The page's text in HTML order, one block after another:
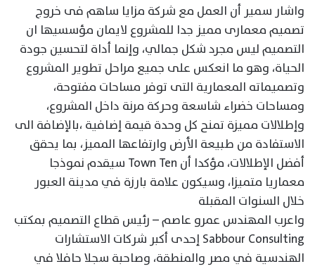
واشار سمير أن العمل مع شركة مزايا ساهم فى خروج
تصميم معمارى مميز جدا للمشروع لايمان مؤسسيها ان
التصميم ليس مجرد شكل جمالي، وإنما أداة لتحسين جودة
الحياة، وهو ما انعكس على جميع مراحل تطوير المشروع
وتصميماته المعمارية التى توفر مساحات مفتوحة،
ومساحات خضراء شاسعة وحركة مرنة داخل المشروع،
وإطلالات مميزة تمنح كل وحدة قيمة إضافية ،بالإضافة الى
الاستفادة من طبيعة الأرض وارتفاعها المميز، بما يحقق
أفضل الإطلالات، مؤكدا أن Town Ten سيقدم نموذجا
معماريا متميزا، وسيكون علامة بارزة في مدينة العبور
خلال السنوات المقبلة
واعرب المهندس عمرو عاصم – رئيس قطاع التصميم بمكتب
Sabbour Consulting إحدى أكبر شركات الاستشارات
الهندسية في مصر والمنطقة، وصاحبة سجلا حافلا في